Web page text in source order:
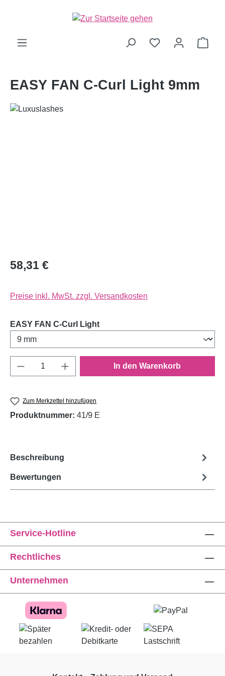
EASY FAN C-Curl Light 9mm
58,31 €
Preise inkl. MwSt. zzgl. Versandkosten
EASY FAN C-Curl Lightauswählen
Produkt Anzahl: Gib den gewünschten
In den Warenkorb
Zum Merkzettel hinzufügen
Produktnummer: 41/9 E
Beschreibung
Bewertungen
Service-Hotline
Rechtliches
Unternehmen